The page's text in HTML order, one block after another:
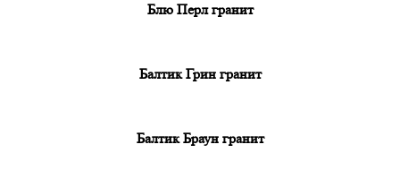
Блю Перл гранит
Балтик Грин гранит
Балтик Браун гранит